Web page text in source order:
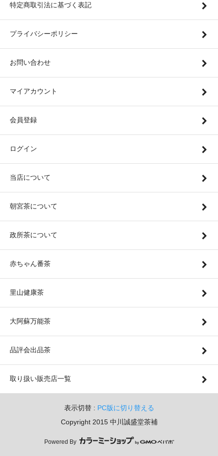
特定商取引法に基づく表記
プライバシーポリシー
お問い合わせ
マイアカウント
会員登録
ログイン
当店について
朝宮茶について
政所茶について
赤ちゃん番茶
里山健康茶
大阿蘇万能茶
品評会出品茶
取り扱い販売店一覧
表示切替 : PC版に切り替える
Copyright 2015 中川誠盛堂茶補
Powered By